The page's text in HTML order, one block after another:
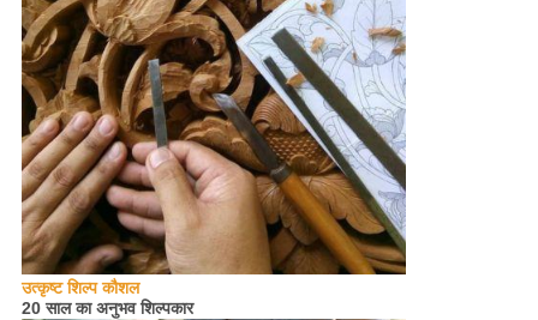
उत्कृष्ट शिल्प कौशल
20 साल का अनुभव शिल्पकार